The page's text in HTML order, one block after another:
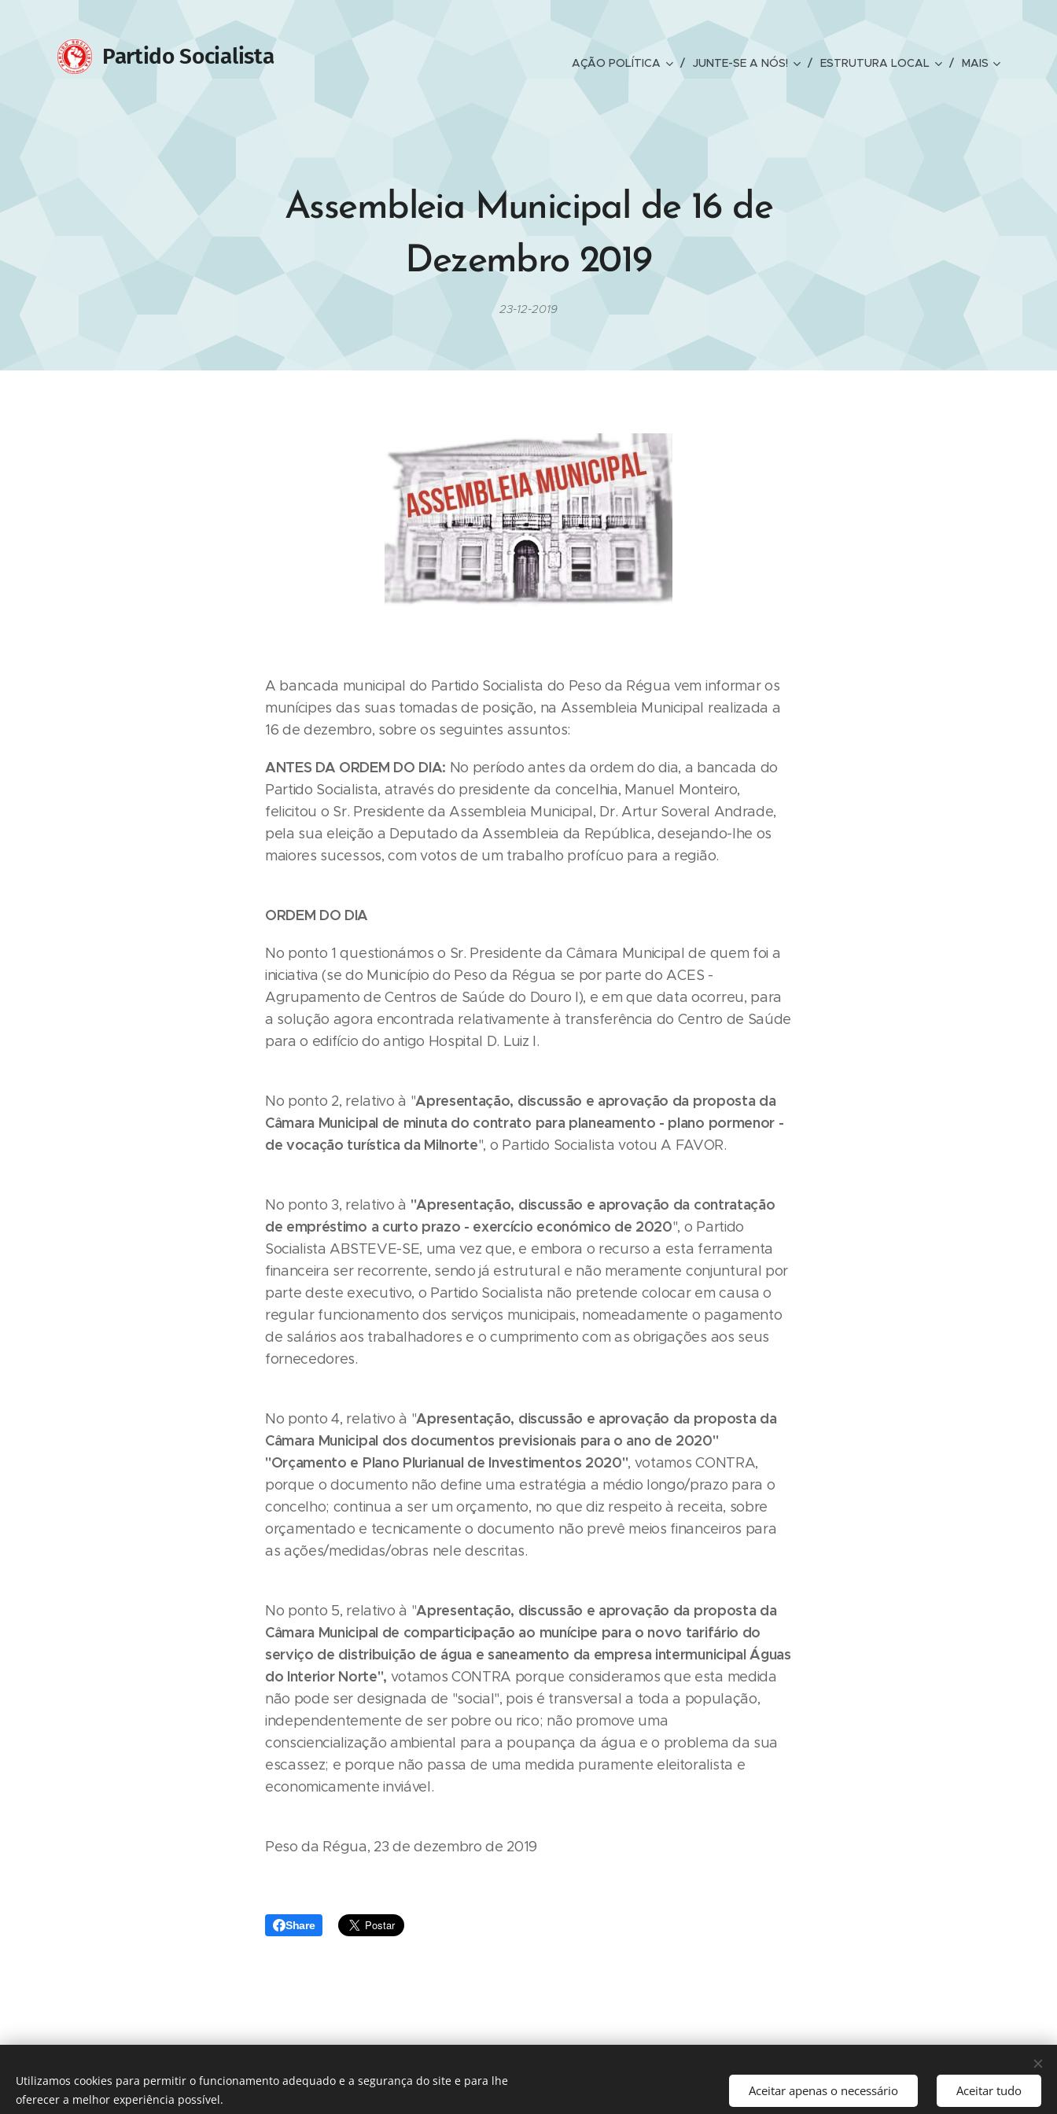
Partido Socialista AÇÃO POLÍTICA JUNTE-SE A NÓS! ESTRUTURA LOCAL MAIS
Assembleia Municipal de 16 de
Dezembro 2019
23-12-2019
A bancada municipal do Partido Socialista do Peso da Régua vem informar os
munícipes das suas tomadas de posição, na Assembleia Municipal realizada a
16 de dezembro, sobre os seguintes assuntos:
ANTES DA ORDEM DO DIA: No período antes da ordem do dia, a bancada do
Partido Socialista, através do presidente da concelhia, Manuel Monteiro,
felicitou o Sr. Presidente da Assembleia Municipal, Dr. Artur Soveral Andrade,
pela sua eleição a Deputado da Assembleia da República, desejando-lhe os
maiores sucessos, com votos de um trabalho profícuo para a região.
ORDEM DO DIA
No ponto 1 questionámos o Sr. Presidente da Câmara Municipal de quem foi a
iniciativa (se do Município do Peso da Régua se por parte do ACES -
Agrupamento de Centros de Saúde do Douro I), e em que data ocorreu, para
a solução agora encontrada relativamente à transferência do Centro de Saúde
para o edifício do antigo Hospital D. Luiz I.
No ponto 2, relativo à "Apresentação, discussão e aprovação da proposta da
Câmara Municipal de minuta do contrato para planeamento - plano pormenor -
de vocação turística da Milnorte", o Partido Socialista votou A FAVOR.
No ponto 3, relativo à "Apresentação, discussão e aprovação da contratação
de empréstimo a curto prazo - exercício económico de 2020", o Partido
Socialista ABSTEVE-SE, uma vez que, e embora o recurso a esta ferramenta
financeira ser recorrente, sendo já estrutural e não meramente conjuntural por
parte deste executivo, o Partido Socialista não pretende colocar em causa o
regular funcionamento dos serviços municipais, nomeadamente o pagamento
de salários aos trabalhadores e o cumprimento com as obrigações aos seus
fornecedores.
No ponto 4, relativo à "Apresentação, discussão e aprovação da proposta da
Câmara Municipal dos documentos previsionais para o ano de 2020"
"Orçamento e Plano Plurianual de Investimentos 2020", votamos CONTRA,
porque o documento não define uma estratégia a médio longo/prazo para o
concelho; continua a ser um orçamento, no que diz respeito à receita, sobre
orçamentado e tecnicamente o documento não prevê meios financeiros para
as ações/medidas/obras nele descritas.
No ponto 5, relativo à "Apresentação, discussão e aprovação da proposta da
Câmara Municipal de comparticipação ao munícipe para o novo tarifário do
serviço de distribuição de água e saneamento da empresa intermunicipal Águas
do Interior Norte", votamos CONTRA porque consideramos que esta medida
não pode ser designada de "social", pois é transversal a toda a população,
independentemente de ser pobre ou rico; não promove uma
consciencialização ambiental para a poupança da água e o problema da sua
escassez; e porque não passa de uma medida puramente eleitoralista e
economicamente inviável.
Peso da Régua, 23 de dezembro de 2019
Share
Partido Socialista Peso da Régua
Utilizamos cookies para permitir o funcionamento adequado e a segurança do site e para lhe
oferecer a melhor experiência possível.
Aceitar apenas o necessário Aceitar tudo